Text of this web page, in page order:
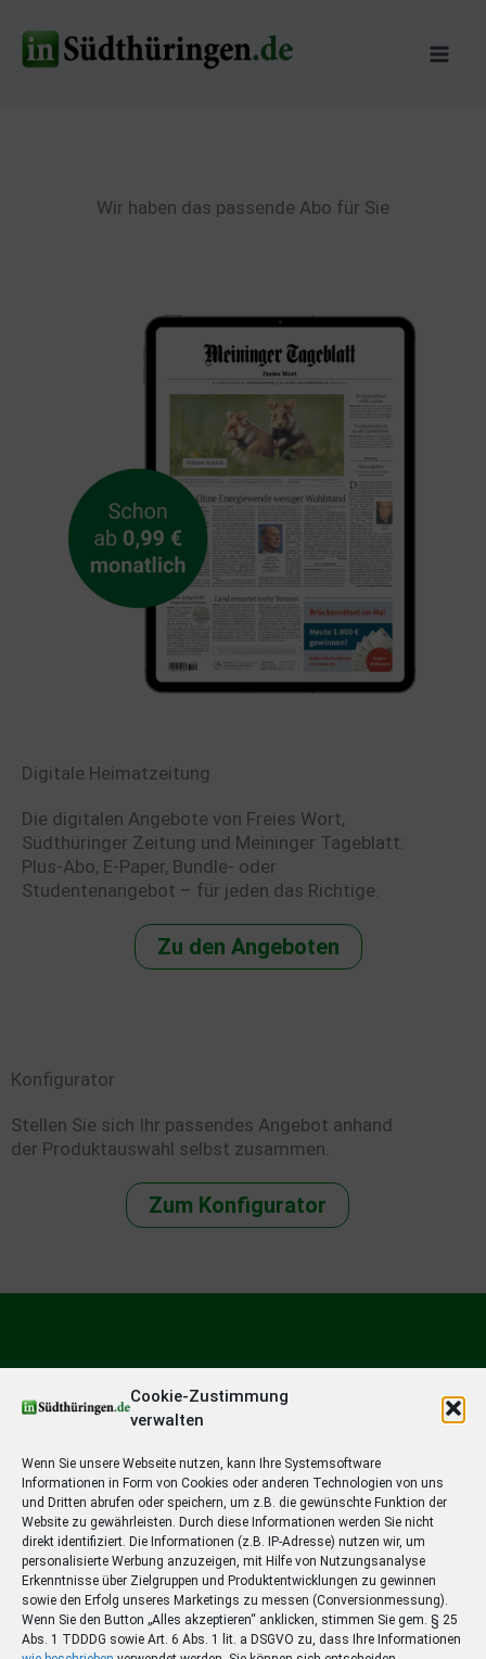
Cookie-Zustimmung
verwalten
Wenn Sie unsere Webseite nutzen, kann Ihre Systemsoftware
Informationen in Form von Cookies oder anderen Technologien von uns
und Dritten abrufen oder speichern, um z.B. die gewünschte Funktion der
Website zu gewährleisten. Durch diese Informationen werden Sie nicht
direkt identifiziert. Die Informationen (z.B. IP-Adresse) nutzen wir, um
personalisierte Werbung anzuzeigen, mit Hilfe von Nutzungsanalyse
Erkenntnisse über Zielgruppen und Produktentwicklungen zu gewinnen
sowie den Erfolg unseres Marketings zu messen (Conversionmessung).
Wenn Sie den Button „Alles akzeptieren“ anklicken, stimmen Sie gem. § 25
Abs. 1 TDDDG sowie Art. 6 Abs. 1 lit. a DSGVO zu, dass Ihre Informationen
Inhalt
springen
Wir haben das passende Abo für Sie
Digitale Heimatzeitung
Die digitalen Angebote von Freies Wort,
Südthüringer Zeitung und Meininger Tageblatt:
Plus-Abo, E-Paper, Bundle- oder
Studentenangebot – für jeden das Richtige.
Zu den Angeboten
Konfigurator
Stellen Sie sich Ihr passendes Angebot anhand
der Produktauswahl selbst zusammen.
Zum Konfigurator